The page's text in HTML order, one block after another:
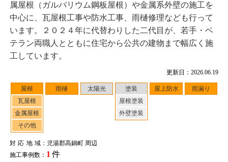
更新日：2026.06.19
屋根
瓦屋根
金属屋根
その他
雨樋 太陽光
塗装
屋根塗装
外壁塗装
屋上防水 雨漏り
対応地域：児湯郡高鍋町 周辺
施工事例数： 1 件
属屋根（ガルバリウム鋼板屋根）や金属系外壁の施工を
中心に、瓦屋根工事や防水工事、雨樋修理なども行って
います。２０２４年に代替わりした二代目が、若手・ベ
テラン両職人とともに住宅から公共の建物まで幅広く施
工しています。